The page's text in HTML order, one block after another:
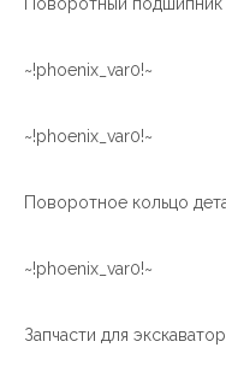
~!phoenix_var0!~
~!phoenix_var0!~
~!phoenix_var0!~